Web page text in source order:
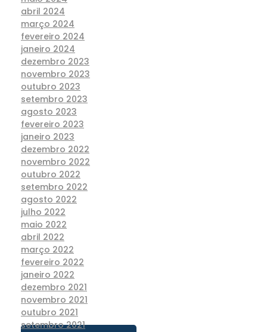
abril 2024
março 2024
fevereiro 2024
janeiro 2024
dezembro 2023
novembro 2023
outubro 2023
setembro 2023
agosto 2023
fevereiro 2023
janeiro 2023
dezembro 2022
novembro 2022
outubro 2022
setembro 2022
agosto 2022
julho 2022
maio 2022
abril 2022
março 2022
fevereiro 2022
janeiro 2022
dezembro 2021
novembro 2021
outubro 2021
setembro 2021